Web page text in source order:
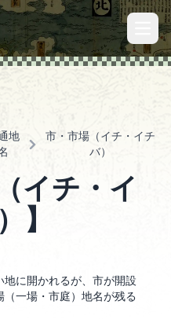
地
市・市場（イチ・イチ
バ）
イチ・イ
】
地に開かれるが、市が開設
（一場・市庭）地名が残る